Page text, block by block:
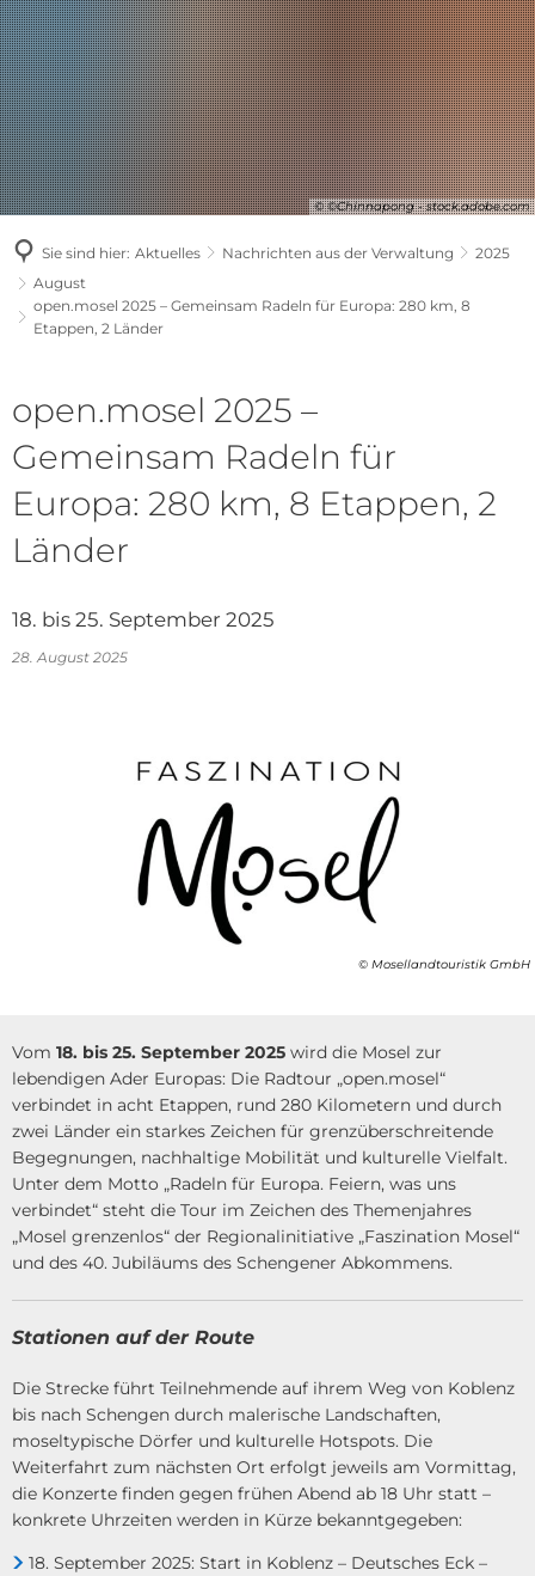
© ©Chinnapong - stock.adobe.com
Sie sind hier: Aktuelles Nachrichten aus der Verwaltung
2025
August
open.mosel 2025 – Gemeinsam Radeln für Europa: 280 km, 8
Etappen, 2 Länder
open.mosel 2025 –
Gemeinsam Radeln für
Europa: 280 km, 8 Etappen, 2
Länder
18. bis 25. September 2025
28. August 2025
© Mosellandtouristik GmbH
Vom 18. bis 25. September 2025 wird die Mosel zur
lebendigen Ader Europas: Die Radtour „open.mosel“
verbindet in acht Etappen, rund 280 Kilometern und durch
zwei Länder ein starkes Zeichen für grenzüberschreitende
Begegnungen, nachhaltige Mobilität und kulturelle Vielfalt.
Unter dem Motto „Radeln für Europa. Feiern, was uns
verbindet“ steht die Tour im Zeichen des Themenjahres
„Mosel grenzenlos“ der Regionalinitiative „Faszination Mosel“
und des 40. Jubiläums des Schengener Abkommens.
Stationen auf der Route
Die Strecke führt Teilnehmende auf ihrem Weg von Koblenz
bis nach Schengen durch malerische Landschaften,
moseltypische Dörfer und kulturelle Hotspots. Die
Weiterfahrt zum nächsten Ort erfolgt jeweils am Vormittag,
die Konzerte finden gegen frühen Abend ab 18 Uhr statt –
konkrete Uhrzeiten werden in Kürze bekanntgegeben:
18. September 2025: Start in Koblenz – Deutsches Eck –